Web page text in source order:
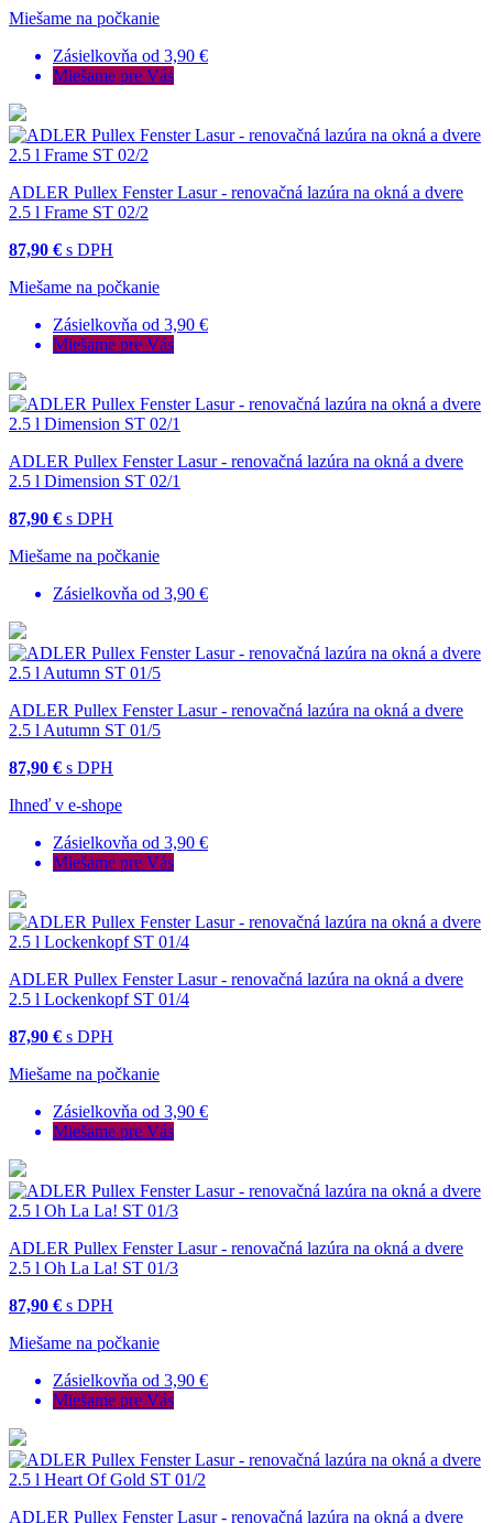
Miešame na počkanie
Zásielkovňa od 3,90 €
Miešame pre Vás
ADLER Pullex Fenster Lasur - renovačná lazúra na okná a dvere
2.5 l Frame ST 02/2
87,90 € s DPH
Miešame na počkanie
Zásielkovňa od 3,90 €
Miešame pre Vás
ADLER Pullex Fenster Lasur - renovačná lazúra na okná a dvere
2.5 l Dimension ST 02/1
87,90 € s DPH
Miešame na počkanie
Zásielkovňa od 3,90 €
ADLER Pullex Fenster Lasur - renovačná lazúra na okná a dvere
2.5 l Autumn ST 01/5
87,90 € s DPH
Ihneď v e-shope
Zásielkovňa od 3,90 €
Miešame pre Vás
ADLER Pullex Fenster Lasur - renovačná lazúra na okná a dvere
2.5 l Lockenkopf ST 01/4
87,90 € s DPH
Miešame na počkanie
Zásielkovňa od 3,90 €
Miešame pre Vás
ADLER Pullex Fenster Lasur - renovačná lazúra na okná a dvere
2.5 l Oh La La! ST 01/3
87,90 € s DPH
Miešame na počkanie
Zásielkovňa od 3,90 €
Miešame pre Vás
ADLER Pullex Fenster Lasur - renovačná lazúra na okná a dvere